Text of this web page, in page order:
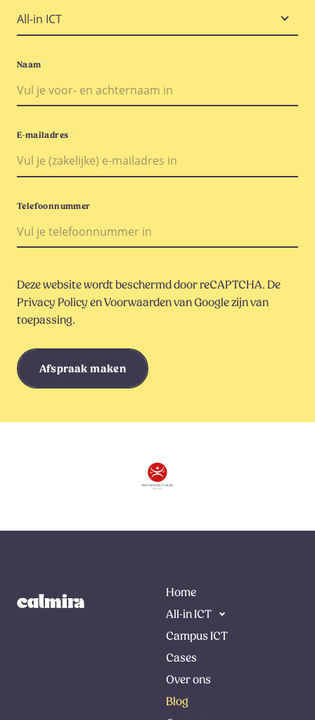
Naam*
E-mailadres*
Telefoonnummer
Deze website wordt beschermd door reCAPTCHA. De
Privacy PolicyenVoorwaardenvan Google zijn van
toepassing.
Afspraak maken
Home
All-in ICT
Campus ICT
Cases
Over ons
Blog